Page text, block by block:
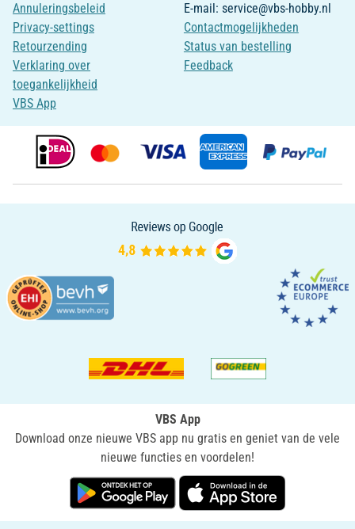
Annuleringsbeleid
Privacy-settings
Retourzending
Verklaring over
toegankelijkheid
VBS App
E-mail: service@vbs-hobby.nl
Contactmogelijkheden
Status van bestelling
Feedback
VBS App
Download onze nieuwe VBS app nu gratis en geniet van de vele
nieuwe functies en voordelen!